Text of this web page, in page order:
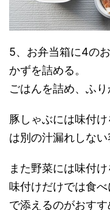
5、お弁当箱に4の
かずを詰める。
ごはんを詰め、ふ
豚しゃぶには味付
は別の汁漏れしない
また野菜には味付
味付けだけでは食
で添えるのがおすす